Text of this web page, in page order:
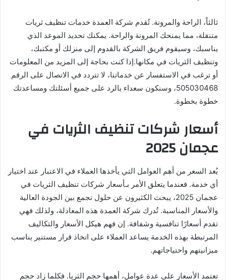
ثالثاً، الراحة والمرونة. تُقدم شركة العمدة خدمات تنظيف ثريات
متنقلة، مما يمنحك المرونة والراحة. يمكنك تحديد الموعد الذي
يناسبك، وسيقوم فريق الشركة بالقدوم إلى منزلك أو مكتبك،
وتنظيف الثريات في مكانها.إذا كنت بحاجة إلى المزيد من المعلومات
أو ترغب في الاستفسار عن خدماتنا، لا تتردد في الاتصال على الرقم
505030468، وسنكون سعداء بالرد على جميع أسئلتك ومساعدتك
خطوة بخطوة.
أسعار شركات تنظيف الثريات في
عجمان 2025
يُعد السعر من أهم العوامل التي يأخذها العملاء في الاعتبار عند اختيار
أي خدمة. فعندما يتعلق الأمر بـأسعار شركات تنظيف الثريات في
عجمان 2025، يبحث الكثيرون عن حلول تجمع بين الجودة العالية
والأسعار المناسبة. تُدرك شركة العمدة هذه المعادلة، ولذلك فهي
تقدم أسعارًا تنافسية وشفافة. إن فهم هيكل الأسعار والتكاليف
المرتبطة بهذه الخدمة يساعد العملاء على اتخاذ قرار مستنير يناسب
ميزانيتهم واحتياجاتهم.
تعتمد الأسعار على عدة عوامل، أهمها حجم الثريا. فكلما زاد حجم